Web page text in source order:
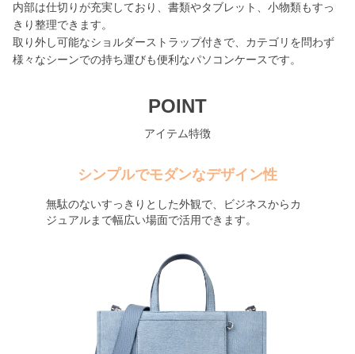
内部は仕切りが充実しており、書類やタブレット、小物類もすっ
きり整理できます。
取り外し可能なショルダーストラップ付きで、カテゴリを問わず
様々なシーンでの持ち運びも便利なパソコンケースです。
POINT
アイテム特徴
シンプルでモダンなデザイン性
無駄のないすっきりとした外観で、ビジネスからカ
ジュアルまで幅広い場面で活用できます。